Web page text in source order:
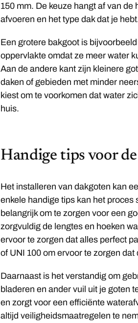
150 mm. De keuze hangt af van
afvoeren en het type dak dat je
Een grotere bakgoot is
oppervlakte omdat ze meer water
Aan de andere kant zijn kleinere
daken of gebieden met minder
kiest om te voorkomen dat water
huis.
Handige tips voor
Het installeren van dakgoten kan
enkele handige tips kan het
belangrijk om te zorgen voor een
zorgvuldig de lengtes en hoeken
ervoor te zorgen dat alles perfect
of UNI 100 om ervoor te zorgen
Daarnaast is het verstandig om
bladeren en ander vuil uit je goten
en zorgt voor een efficiënte
altijd veiligheidsmaatregelen te